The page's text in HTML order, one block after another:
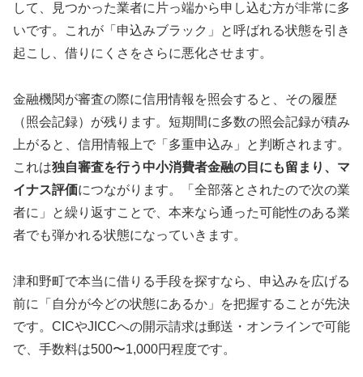
して、見つかった業者に片っ端から申し込む方が非常に多
いです。これが「申込みブラック」と呼ばれる状態を引き
起こし、借りにくさをさらに悪化させます。
金融機関が審査の際に信用情報を照会すると、その履歴
（照会記録）が残ります。短期間に多数の照会記録が積み
上がると、信用情報上で「多重申込み」と判断されます。
これは独自審査を行う中小消費者金融の目にも留まり、マ
イナス評価につながります。「全部落とされたので次の業
者に」と繰り返すことで、本来なら通った可能性のある業
者でも弾かれる状態になっていきます。
津和野町で本当に借りる手段を探すなら、申込みを広げる
前に「自分が今どの状態にあるか」を把握することが先決
です。CICやJICCへの開示請求は郵送・オンラインで可能
で、手数料は500〜1,000円程度です。